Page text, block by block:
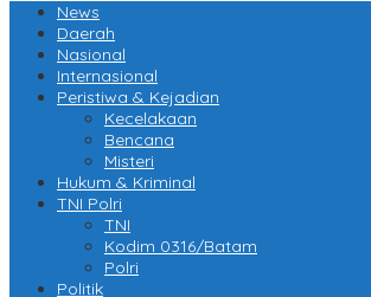
News
Daerah
Nasional
Internasional
Peristiwa & Kejadian
Kecelakaan
Bencana
Misteri
Hukum & Kriminal
TNI Polri
TNI
Kodim 0316/Batam
Polri
Politik